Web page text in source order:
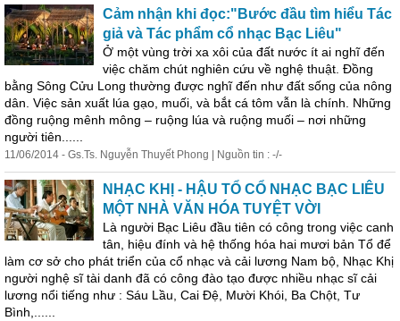
Cảm nhận khi đọc:"Bước đầu tìm hiểu Tác
giả và Tác phẩm cổ nhạc Bạc Liêu"
Ở một vùng trời xa xôi của đất nước ít ai nghĩ đến
việc chăm chút nghiên cứu về nghệ thuật. Đồng
bằng Sông Cửu Long thường được nghĩ đến như đất sống của nông
dân. Việc sản xuất lúa gạo, muối, và bắt cá tôm vẫn là chính. Những
đồng ruộng mênh mông – ruộng lúa và ruộng muối – nơi những
người tiên......
11/06/2014 - Gs.Ts. Nguyễn Thuyết Phong | Nguồn tin : -/-
NHẠC KHỊ - HẬU TỔ CỔ NHẠC BẠC LIÊU
MỘT NHÀ VĂN HÓA TUYỆT VỜI
Là người Bạc Liêu đầu tiên có công trong việc canh
tân, hiệu đính và hệ thống hóa hai mươi bản Tổ để
làm cơ sở cho phát triển của cổ nhạc và cải lương Nam bộ, Nhạc Khị
người nghệ sĩtài danh đã có công đào tạo được nhiều nhạc sĩcải
lương nổi tiếng như : Sáu Lầu, Cai Đệ, Mười Khói, Ba Chột, Tư
Bình,......